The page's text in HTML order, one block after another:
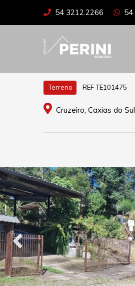
54 3212.2266 54
Terreno REF TE101475
Cruzeiro, Caxias do